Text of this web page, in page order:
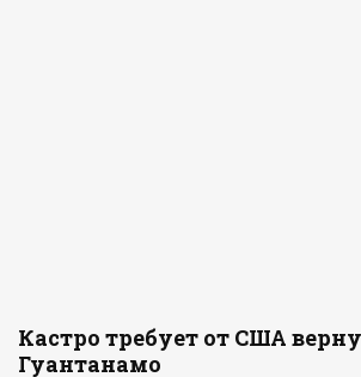
Кастро требует от США
Гуантанамо